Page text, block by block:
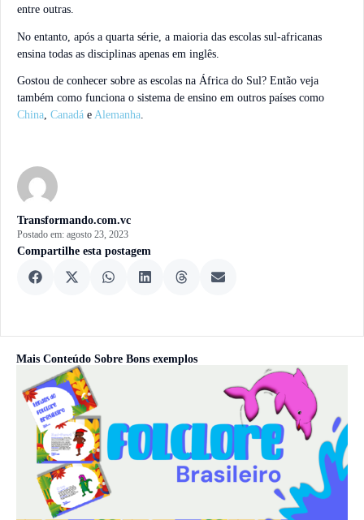
Transformando.com.vc
Postado em: agosto 23, 2023
Compartilhe esta postagem
entre outras.
No entanto, após a quarta série, a maioria das escolas sul-africanas
ensina todas as disciplinas apenas em inglês.
Gostou de conhecer sobre as escolas na África do Sul? Então veja
também como funciona o sistema de ensino em outros países como
China, Canadá e Alemanha.
Mais Conteúdo Sobre Bons exemplos